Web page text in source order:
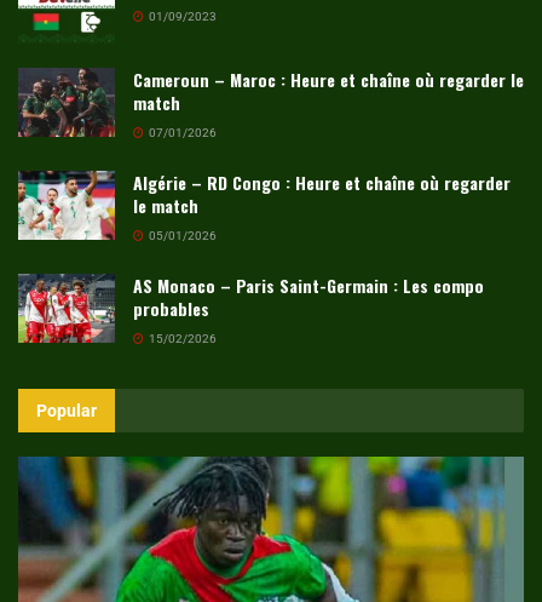
01/09/2023
Cameroun – Maroc : Heure et chaîne où regarder le
match
07/01/2026
Algérie – RD Congo : Heure et chaîne où regarder
le match
05/01/2026
AS Monaco – Paris Saint-Germain : Les compo
probables
15/02/2026
Popular